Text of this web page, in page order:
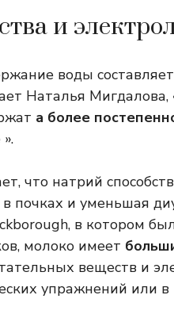
и
воды
Наталья Мигдалова,
а более
что натрий
почках и уменьшая
в котором
молоко имеет
веществ и
упражнений или в